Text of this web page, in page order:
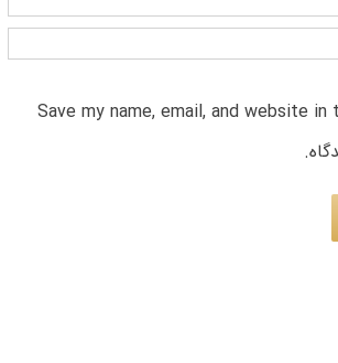
Save my name, email, and website